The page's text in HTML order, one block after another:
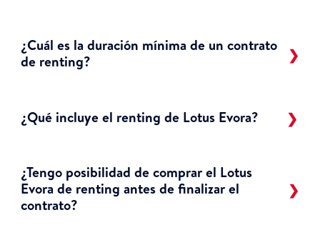
¿Cuál es la duración mínima de un contrato
de renting?
¿Qué incluye el renting de Lotus Evora?
¿Tengo posibilidad de comprar el Lotus
Evora de renting antes de finalizar el
contrato?